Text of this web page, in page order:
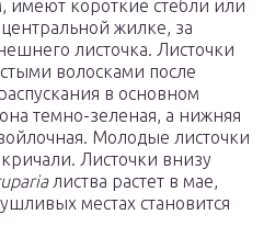
имеют короткие стебли или
жилке, за
листочка. Листочки
волосками после
в основном
темно-зеленая, а нижняя
Молодые листочки
Листочки внизу
листва растет в мае,
местах становится